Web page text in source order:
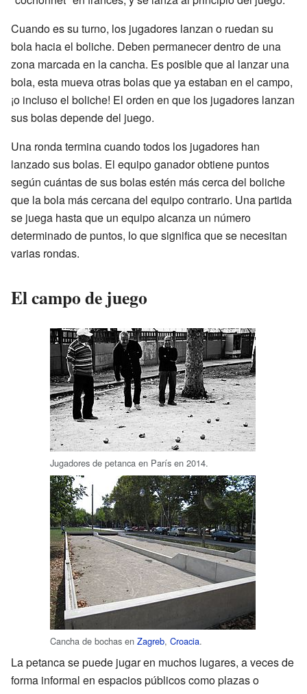
Cuando es su turno, los jugadores lanzan o ruedan su
bola hacia el boliche. Deben permanecer dentro de una
zona marcada en la cancha. Es posible que al lanzar una
bola, esta mueva otras bolas que ya estaban en el campo,
¡o incluso el boliche! El orden en que los jugadores lanzan
sus bolas depende del juego.
Una ronda termina cuando todos los jugadores han
lanzado sus bolas. El equipo ganador obtiene puntos
según cuántas de sus bolas estén más cerca del boliche
que la bola más cercana del equipo contrario. Una partida
se juega hasta que un equipo alcanza un número
determinado de puntos, lo que significa que se necesitan
varias rondas.
El campo de juego
Jugadores de petanca en París en 2014.
Cancha de bochas en Zagreb, Croacia.
La petanca se puede jugar en muchos lugares, a veces de
forma informal en espacios públicos como plazas o